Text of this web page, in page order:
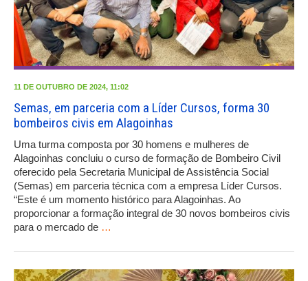
11 DE OUTUBRO DE 2024, 11:02
Semas, em parceria com a Líder Cursos, forma 30
bombeiros civis em Alagoinhas
Uma turma composta por 30 homens e mulheres de
Alagoinhas concluiu o curso de formação de Bombeiro Civil
oferecido pela Secretaria Municipal de Assistência Social
(Semas) em parceria técnica com a empresa Líder Cursos.
“Este é um momento histórico para Alagoinhas. Ao
proporcionar a formação integral de 30 novos bombeiros civis
para o mercado de …